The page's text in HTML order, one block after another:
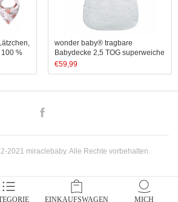
%
wonder baby® tragbare
Babydecke 2,5 TOG superweiche
ärmellose Baumwolle Kleinkinder
Schlafsack Schlafsack für
€59,99
2021 miraclebaby. Alle Rechte vorbehalten.
EINKAUFSWAGEN MICH